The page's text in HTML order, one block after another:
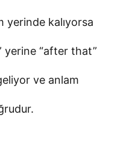
yerinde kalıyorsa
yerine “after that”
ve anlam